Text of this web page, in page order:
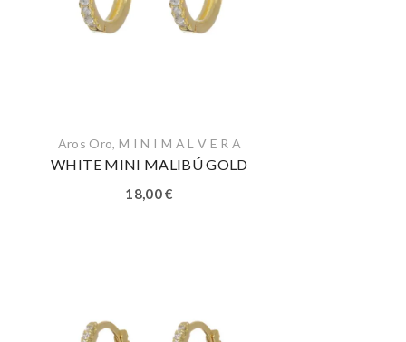
Aros Oro,M I N I M A L V E R A
WHITE MINI MALIBÚ GOLD
18,00€